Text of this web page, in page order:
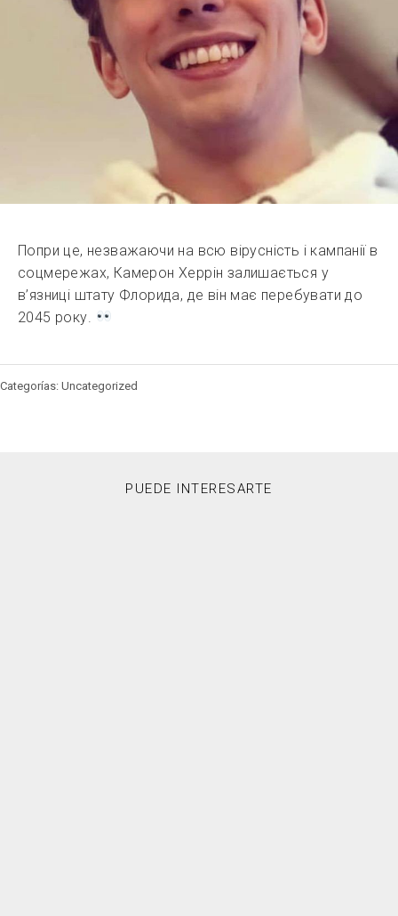
Попри це, незважаючи на всю вірусність і кампанії в
соцмережах, Камерон Херрін залишається у
в’язниці штату Флорида, де він має перебувати до
2045 року.
Categorías: Uncategorized
PUEDE INTERESARTE